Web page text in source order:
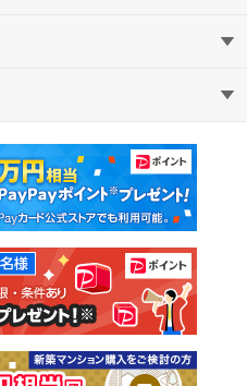
中古マンション
中古一戸建て
土地
教えて！住まいの先生